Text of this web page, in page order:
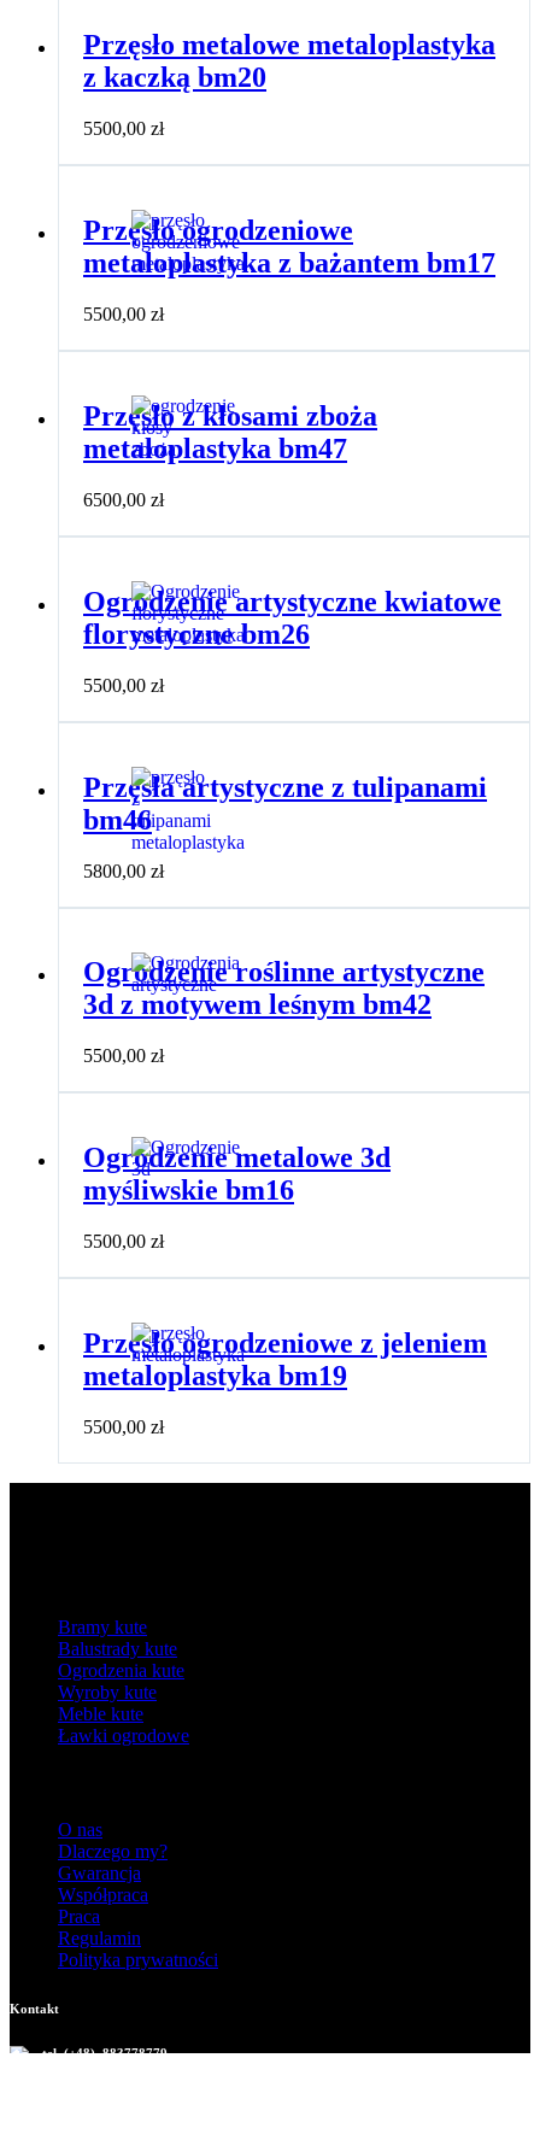
Przęsło metalowe metaloplastyka
z kaczką bm20
5500,00 zł
Przęsło ogrodzeniowe
metaloplastyka z bażantem bm17
5500,00 zł
Przęsło z kłosami zboża
metaloplastyka bm47
6500,00 zł
Ogrodzenie artystyczne kwiatowe
florystyczne bm26
5500,00 zł
Przęsła artystyczne z tulipanami
bm46
5800,00 zł
Ogrodzenie roślinne artystyczne
3d z motywem leśnym bm42
5500,00 zł
Ogrodzenie metalowe 3d
myśliwskie bm16
5500,00 zł
Przęsło ogrodzeniowe z jeleniem
metaloplastyka bm19
5500,00 zł
Bramy kute
Balustrady kute
Ogrodzenia kute
Wyroby kute
Meble kute
Ławki ogrodowe
O nas
Dlaczego my?
Gwarancja
Współpraca
Praca
Regulamin
Polityka prywatności
Kontakt
tel. (+48) 883778779